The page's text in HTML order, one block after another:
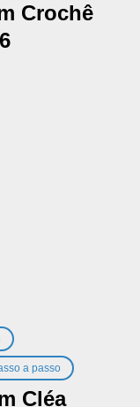
Crochê
a passo
Cléa